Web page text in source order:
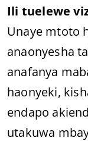
Ili tuelewe
Unaye mtoto
anaonyesha
anafanya
haonyeki,
endapo
utakuwa